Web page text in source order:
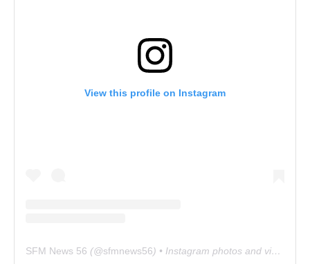
View this profile on Instagram
SFM News 56 (@sfmnews56) • Instagram photos and videos